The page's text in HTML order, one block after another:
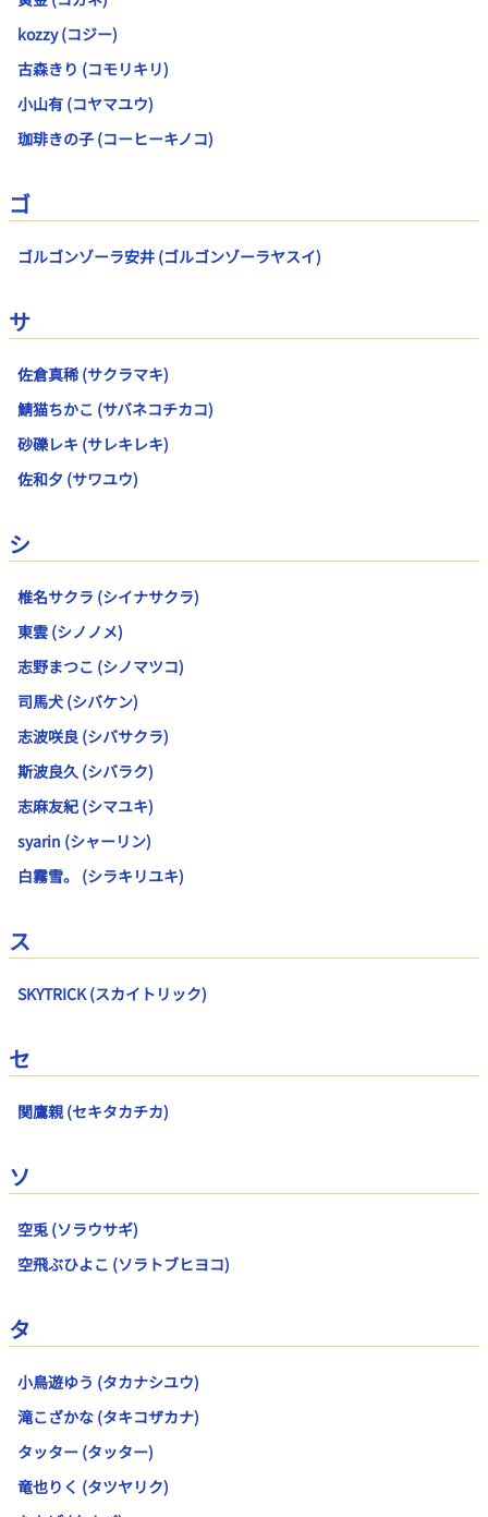
kozzy (コジー)
古森きり (コモリキリ)
小山有 (コヤマユウ)
珈琲きの子 (コーヒーキノコ)
ゴ
ゴルゴンゾーラ安井 (ゴルゴンゾーラヤスイ)
サ
佐倉真稀 (サクラマキ)
鯖猫ちかこ (サバネコチカコ)
砂礫レキ (サレキレキ)
佐和夕 (サワユウ)
シ
椎名サクラ (シイナサクラ)
東雲 (シノノメ)
志野まつこ (シノマツコ)
司馬犬 (シバケン)
志波咲良 (シバサクラ)
斯波良久 (シバラク)
志麻友紀 (シマユキ)
syarin (シャーリン)
白霧雪。 (シラキリユキ)
ス
SKYTRICK (スカイトリック)
セ
関鷹親 (セキタカチカ)
ソ
空兎 (ソラウサギ)
空飛ぶひよこ (ソラトブヒヨコ)
タ
小鳥遊ゆう (タカナシユウ)
滝こざかな (タキコザカナ)
タッター (タッター)
竜也りく (タツヤリク)